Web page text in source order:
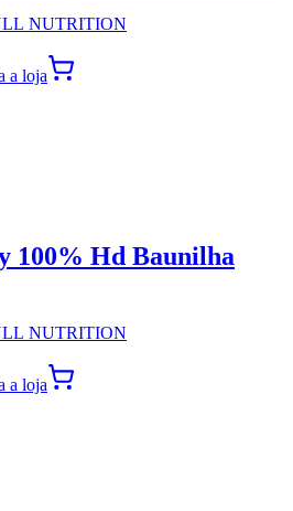
NUTRITION
a loja
100% Hd Baunilha
NUTRITION
a loja